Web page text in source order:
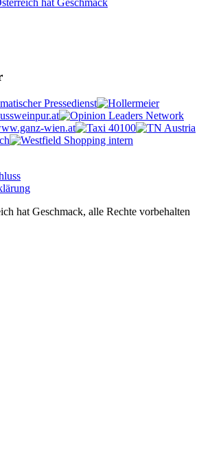
hat Geschmack, alle Rechte vorbehalten